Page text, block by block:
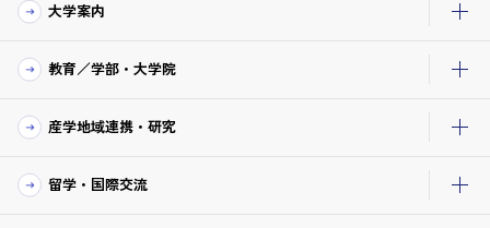
大学案内
教育／学部・大学院
産学地域連携・研究
留学・国際交流